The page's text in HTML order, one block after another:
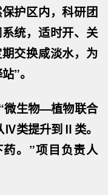
护区内，科研团
统，适时开、关
交换咸淡水，为
”。
微生物—植物联合
Ⅳ类提升到Ⅱ类。
。”项目负责人